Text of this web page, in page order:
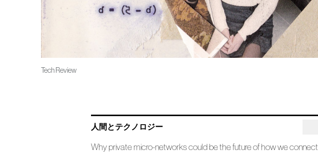
Tech Review
人間とテクノロジー
Why private micro-networks could be the future of how we connect